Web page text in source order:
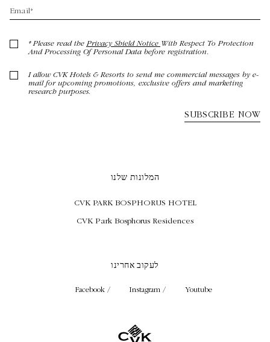
לעקוב אחרינו
Facebook / Instagram / Youtube
המלונות שלנו
CVK PARK BOSPHORUS HOTEL
CVK Park Bosphorus Residences